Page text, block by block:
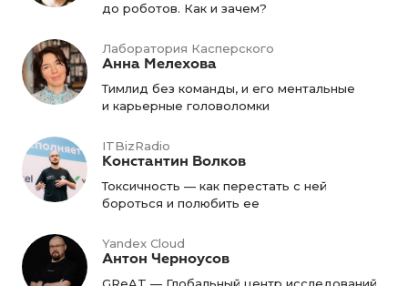
до роботов. Как и зачем?
Лаборатория Касперского
Анна Мелехова
Тимлид без команды, и его ментальные
и карьерные головоломки
ITBizRadio
Константин Волков
Токсичность — как перестать с ней
бороться и полюбить ее
Yandex Cloud
Антон Черноусов